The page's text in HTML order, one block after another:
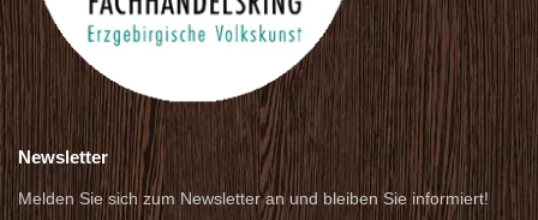
Newsletter
Melden Sie sich zum Newsletter an und bleiben Sie informiert!